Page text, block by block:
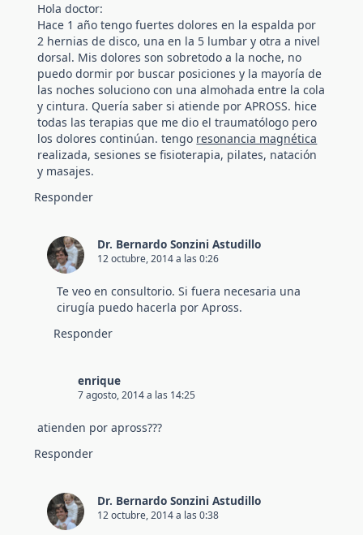
Hola doctor:
Hace 1 año tengo fuertes dolores en la espalda por
2 hernias de disco, una en la 5 lumbar y otra a nivel
dorsal. Mis dolores son sobretodo a la noche, no
puedo dormir por buscar posiciones y la mayoría de
las noches soluciono con una almohada entre la cola
y cintura. Quería saber si atiende por APROSS. hice
todas las terapias que me dio el traumatólogo pero
los dolores continúan. tengo resonancia magnética
realizada, sesiones se fisioterapia, pilates, natación
y masajes.
Responder
Dr. Bernardo Sonzini Astudillo
12 octubre, 2014 a las 0:26
Te veo en consultorio. Si fuera necesaria una
cirugía puedo hacerla por Apross.
Responder
enrique
7 agosto, 2014 a las 14:25
atienden por apross???
Responder
Dr. Bernardo Sonzini Astudillo
12 octubre, 2014 a las 0:38